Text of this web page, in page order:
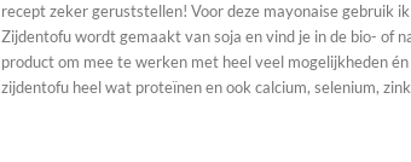
recept zeker geruststellen! Voor deze mayonaise gebruik ik geen eieren maar wel zijdentofu.
Zijdentofu wordt gemaakt van soja en vind je in de bio- of
product om mee te werken met heel veel mogelijkheden
zijdentofu heel wat proteïnen en ook calcium, selenium, zink